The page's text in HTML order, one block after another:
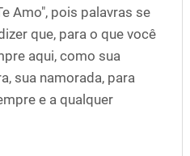
Amo", pois palavras se
que, para o que você
aqui, como sua
sua namorada, para
e a qualquer